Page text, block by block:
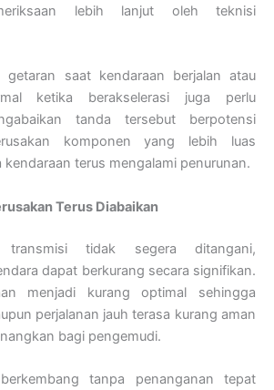
lebih lanjut oleh teknisi
getaran saat kendaraan berjalan atau
ketika berakselerasi juga perlu
tanda tersebut berpotensi
komponen yang lebih luas
terus mengalami penurunan.
Terus Diabaikan
transmisi tidak segera ditangani,
dapat berkurang secara signifikan.
menjadi kurang optimal sehingga
perjalanan jauh terasa kurang aman
bagi pengemudi.
tanpa penanganan tepat